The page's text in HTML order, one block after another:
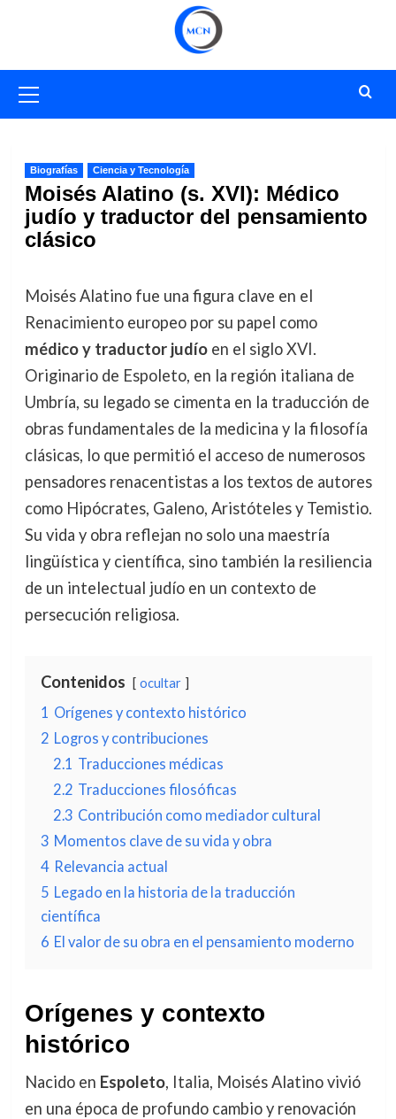
primario
Biografías Ciencia y Tecnología
Moisés Alatino (s. XVI): Médico
judío y traductor del pensamiento
clásico
Moisés Alatino fue una figura clave en el
Renacimiento europeo por su papel como
médico y traductor judíoen el siglo XVI.
Originario de Espoleto, en la región italiana de
Umbría, su legado se cimenta en la traducción de
obras fundamentales de la medicina y la filosofía
clásicas, lo que permitió el acceso de numerosos
pensadores renacentistas a los textos de autores
como Hipócrates, Galeno, Aristóteles y Temistio.
Su vida y obra reflejan no solo una maestría
lingüística y científica, sino también la resiliencia
de un intelectual judío en un contexto de
persecución religiosa.
Contenidos ocultar
1 Orígenes y contexto histórico
2 Logros y contribuciones
2.1 Traducciones médicas
2.2 Traducciones filosóficas
2.3 Contribución como mediador cultural
3 Momentos clave de su vida y obra
4 Relevancia actual
5 Legado en la historia de la traducción
científica
6 El valor de su obra en el pensamiento moderno
Orígenes y contexto
histórico
Nacido en Espoleto, Italia, Moisés Alatino vivió
en una época de profundo cambio y renovación